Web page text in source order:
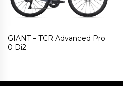
GIANT – TCR Advanced Pro
0 Di2